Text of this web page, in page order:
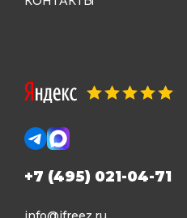
+7 (495) 021-04-71